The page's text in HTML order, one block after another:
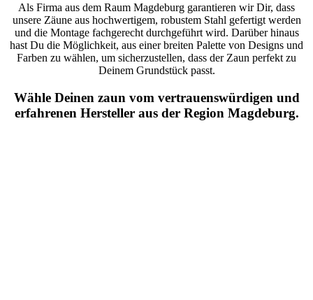
Als Firma aus dem Raum Magdeburg garantieren wir Dir, dass
unsere Zäune aus hochwertigem, robustem Stahl gefertigt werden
und die Montage fachgerecht durchgeführt wird. Darüber hinaus
hast Du die Möglichkeit, aus einer breiten Palette von Designs und
Farben zu wählen, um sicherzustellen, dass der Zaun perfekt zu
Deinem Grundstück passt.
Wähle Deinen zaun vom vertrauenswürdigen und
erfahrenen Hersteller aus der Region Magdeburg.